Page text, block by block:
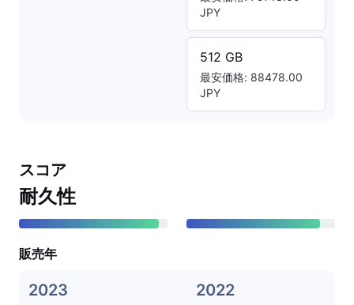
JPY
512 GB
最安価格: 88478.00
JPY
スコア
耐久性
販売年
2023 2022